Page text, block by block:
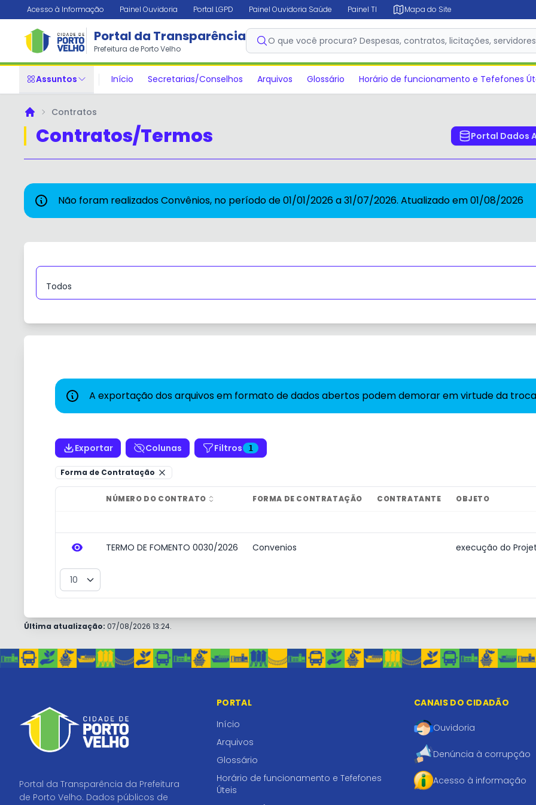
Acesso à Informação Painel Ouvidoria Portal LGPD Painel Ouvidoria Saúde Painel TI Mapa do Site
Portal da Transparência
Prefeitura de Porto Velho
O que você procura? Despesas, contratos, licitações,
Assuntos Início Secretarias/Conselhos Arquivos Glossário Horário de funcionamento e Tefefones
PrincipalContratos
Contratos/Termos Portal Dados
Não foram realizados Convênios, no período de 01/01/2026 a 31/07/2026. Atualizado em 01/08/2026
A exportação dos arquivos em formato de dados abertos podem demorar em virtude da
Exportar Colunas Filtros 1
Forma de Contratação
NÚMERO DO CONTRATO FORMA DE CONTRATAÇÃO CONTRATANTE OBJETO
TERMO DE FOMENTO 0030/2026 Convenios execução do
Última atualização: 07/08/2026 13:24.
Portal da Transparência da Prefeitura
de Porto Velho. Dados públicos de
PORTAL
Início
Arquivos
Glossário
Horário de funcionamento e Tefefones
Úteis
CANAIS DO CIDADÃO
Ouvidoria
Denúncia à corrupção
Acesso à informação
✕